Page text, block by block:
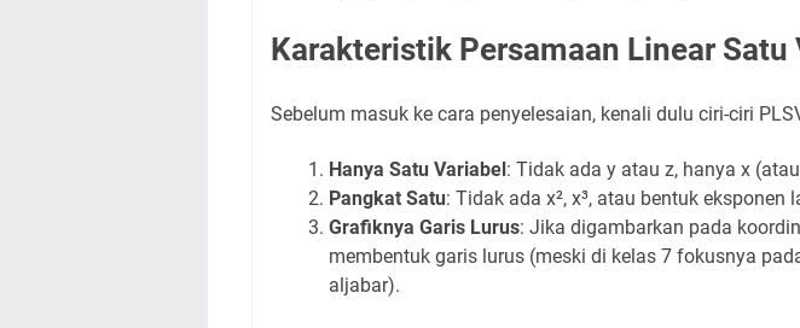
Karakteristik Persamaan Linear Satu
Sebelum masuk ke cara penyelesaian, kenali dulu ciri-ciri
Hanya Satu Variabel: Tidak ada y atau z, hanya x
Pangkat Satu: Tidak ada x², x³, atau bentuk eksponen
Grafiknya Garis Lurus: Jika digambarkan pada
membentuk garis lurus (meski di kelas 7 fokusnya
aljabar).